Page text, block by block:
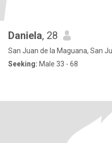
Daniela, 28
San Juan de la Maguana, San
Seeking: Male 33 - 68